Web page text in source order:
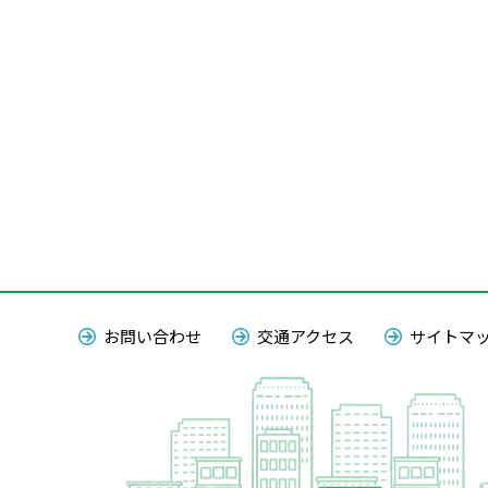
お問い合わせ 交通アクセス サイトマ